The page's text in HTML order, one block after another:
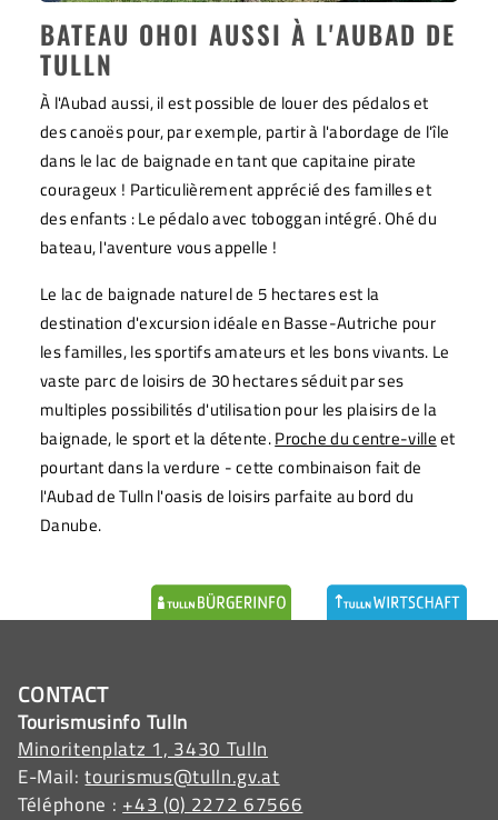
BATEAU OHOI AUSSI À L'AUBAD DE
TULLN
À l'Aubad aussi, il est possible de louer des pédalos et
des canoës pour, par exemple, partir à l'abordage de l'île
dans le lac de baignade en tant que capitaine pirate
courageux ! Particulièrement apprécié des familles et
des enfants : Le pédalo avec toboggan intégré. Ohé du
bateau, l'aventure vous appelle !
Le lac de baignade naturel de 5 hectares est la
destination d'excursion idéale en Basse-Autriche pour
les familles, les sportifs amateurs et les bons vivants. Le
vaste parc de loisirs de 30 hectares séduit par ses
multiples possibilités d'utilisation pour les plaisirs de la
baignade, le sport et la détente.Proche du centre-villeet
pourtant dans la verdure - cette combinaison fait de
l'Aubad de Tulln l'oasis de loisirs parfaite au bord du
Danube.
CONTACT
Tourismusinfo Tulln
Minoritenplatz 1, 3430 Tulln
E-Mail:tourismus@tulln.gv.at
Téléphone : +43 (0) 2272 67566